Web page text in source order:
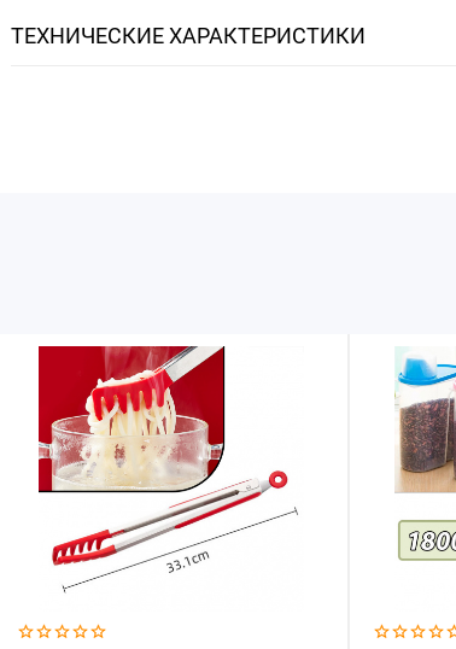
ТЕХНИЧЕСКИЕ ХАРАКТЕРИСТИКИ